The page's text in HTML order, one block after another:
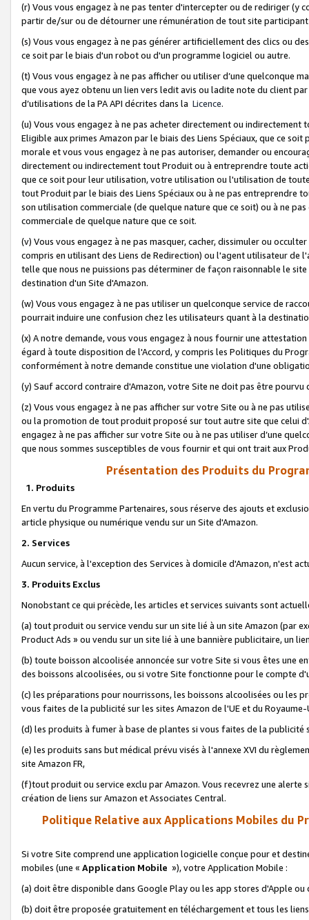
(r) Vous vous engagez à ne pas tenter d'intercepter ou de rediriger
partir de/sur ou de détourner une rémunération de tout site
(s) Vous vous engagez à ne pas générer artificiellement des clics ou
ce soit par le biais d'un robot ou d'un programme logiciel ou autre.
(t) Vous vous engagez à ne pas afficher ou utiliser d’une quelconque
que vous ayez obtenu un lien vers ledit avis ou ladite note du client
d’utilisations de la PA API décrites dans la Licence.
(u) Vous vous engagez à ne pas acheter directement ou
Eligible aux primes Amazon par le biais des Liens Spéciaux, que ce
morale et vous vous engagez à ne pas autoriser, demander ou
directement ou indirectement tout Produit ou à entreprendre toute
que ce soit pour leur utilisation, votre utilisation ou l'utilisation de
tout Produit par le biais des Liens Spéciaux ou à ne pas entreprendre
son utilisation commerciale (de quelque nature que ce soit) ou à ne
commerciale de quelque nature que ce soit.
(v) Vous vous engagez à ne pas masquer, cacher, dissimuler ou
compris en utilisant des Liens de Redirection) ou l'agent utilisateur
telle que nous ne puissions pas déterminer de façon raisonnable le
destination d'un Site d'Amazon.
(w) Vous vous engagez à ne pas utiliser un quelconque service de
pourrait induire une confusion chez les utilisateurs quant à la
(x) A notre demande, vous vous engagez à nous fournir une
égard à toute disposition de l'Accord, y compris les Politiques du
conformément à notre demande constitue une violation d'une
(y) Sauf accord contraire d'Amazon, votre Site ne doit pas être
(z) Vous vous engagez à ne pas afficher sur votre Site ou à ne pas
ou la promotion de tout produit proposé sur tout autre site que celui
engagez à ne pas afficher sur votre Site ou à ne pas utiliser d’une
que nous sommes susceptibles de vous fournir et qui ont trait aux
Présentation des Produits du
1. Produits
En vertu du Programme Partenaires, sous réserve des ajouts et
article physique ou numérique vendu sur un Site d'Amazon.
2. Services
Aucun service, à l'exception des Services à domicile d'Amazon, n'est
3. Produits Exclus
Nonobstant ce qui précède, les articles et services suivants sont
(a) tout produit ou service vendu sur un site lié à un site Amazon (par
Product Ads » ou vendu sur un site lié à une bannière publicitaire, un
(b) toute boisson alcoolisée annoncée sur votre Site si vous êtes une
des boissons alcoolisées, ou si votre Site fonctionne pour le compte
(c) les préparations pour nourrissons, les boissons alcoolisées ou les
vous faites de la publicité sur les sites Amazon de l'UE et du Royaume-
(d) les produits à fumer à base de plantes si vous faites de la publicité
(e) les produits sans but médical prévu visés à l'annexe XVI du
site Amazon FR,
(f)tout produit ou service exclu par Amazon. Vous recevrez une alerte
création de liens sur Amazon et Associates Central.
Politique Relative aux Applications Mobiles du
Si votre Site comprend une application logicielle conçue pour et
mobiles (une « Application Mobile »), votre Application Mobile :
(a) doit être disponible dans Google Play ou les app stores d'Apple ou
(b) doit être proposée gratuitement en téléchargement et tous les